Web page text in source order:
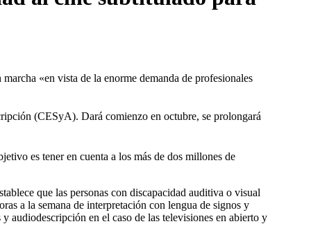
«en vista de la enorme demanda de profesionales
(CESyA). Dará comienzo en octubre, se prolongará
es tener en cuenta a los más de dos millones de
que las personas con discapacidad auditiva o visual
a la semana de interpretación con lengua de signos y
audiodescripción en el caso de las televisiones en abierto y